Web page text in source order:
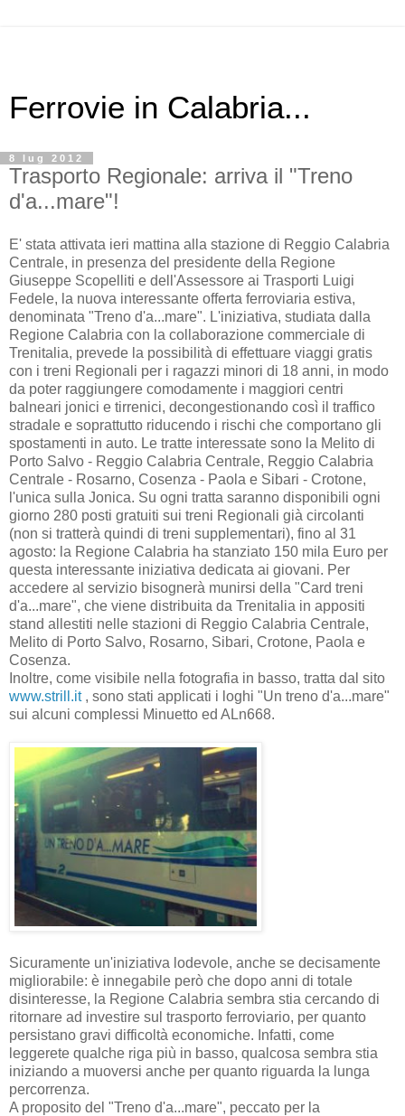
Ferrovie in Calabria...
8 lug 2012
Trasporto Regionale: arriva il "Treno
d'a...mare"!
E' stata attivata ieri mattina alla stazione di Reggio Calabria
Centrale, in presenza del presidente della Regione
Giuseppe Scopelliti e dell'Assessore ai Trasporti Luigi
Fedele, la nuova interessante offerta ferroviaria estiva,
denominata "Treno d'a...mare". L'iniziativa, studiata dalla
Regione Calabria con la collaborazione commerciale di
Trenitalia, prevede la possibilità di effettuare viaggi gratis
con i treni Regionali per i ragazzi minori di 18 anni, in modo
da poter raggiungere comodamente i maggiori centri
balneari jonici e tirrenici, decongestionando così il traffico
stradale e soprattutto riducendo i rischi che comportano gli
spostamenti in auto. Le tratte interessate sono la Melito di
Porto Salvo - Reggio Calabria Centrale, Reggio Calabria
Centrale - Rosarno, Cosenza - Paola e Sibari - Crotone,
l'unica sulla Jonica. Su ogni tratta saranno disponibili ogni
giorno 280 posti gratuiti sui treni Regionali già circolanti
(non si tratterà quindi di treni supplementari), fino al 31
agosto: la Regione Calabria ha stanziato 150 mila Euro per
questa interessante iniziativa dedicata ai giovani. Per
accedere al servizio bisognerà munirsi della "Card treni
d'a...mare", che viene distribuita da Trenitalia in appositi
stand allestiti nelle stazioni di Reggio Calabria Centrale,
Melito di Porto Salvo, Rosarno, Sibari, Crotone, Paola e
Cosenza.
Inoltre, come visibile nella fotografia in basso, tratta dal sito
www.strill.it , sono stati applicati i loghi "Un treno d'a...mare"
sui alcuni complessi Minuetto ed ALn668.
Sicuramente un'iniziativa lodevole, anche se decisamente
migliorabile: è innegabile però che dopo anni di totale
disinteresse, la Regione Calabria sembra stia cercando di
ritornare ad investire sul trasporto ferroviario, per quanto
persistano gravi difficoltà economiche. Infatti, come
leggerete qualche riga più in basso, qualcosa sembra stia
iniziando a muoversi anche per quanto riguarda la lunga
percorrenza.
A proposito del "Treno d'a...mare", peccato per la